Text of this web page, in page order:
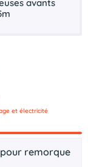
avants
et électricité
remorque